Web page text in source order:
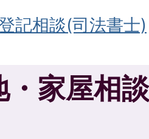
記相談(司法書士)
・家屋相